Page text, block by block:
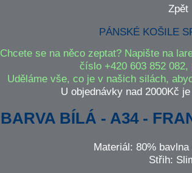
Zpět
PÁNSKÉ KOŠILE
Chcete se na něco zeptat? Napište na
číslo +420 603 852 082,
Uděláme vše, co je v našich silách,
U objednávky nad 2000Kč
BARVA BÍLÁ - A34 -
Materiál: 80%
Střih: